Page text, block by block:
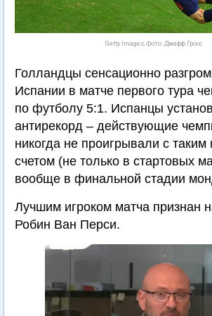
Getty Images, Фото: Джефф Гросс
Голландцы сенсационно
Испании в матче первого тура
по футболу 5:1. Испанцы
антирекорд – действующие
никогда не проигрывали с
счетом (не только в стартовых
вообще в финальной стадии
Лучшим игроком матча признан
Робин Ван Перси.